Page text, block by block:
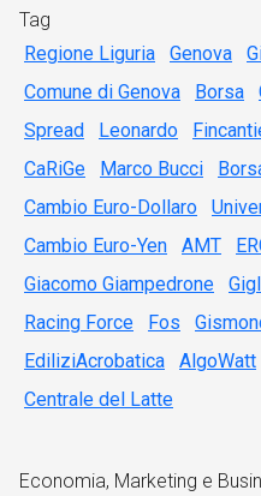
Tag
Regione Liguria
Genova
Comune di Genova
Borsa
Spread
Leonardo
CaRiGe
Marco Bucci
Cambio Euro-Dollaro
Cambio Euro-Yen
AMT
Giacomo Giampedrone
Racing Force
Fos
EdiliziAcrobatica
AlgoWatt
Centrale del Latte
Economia, Marketing e